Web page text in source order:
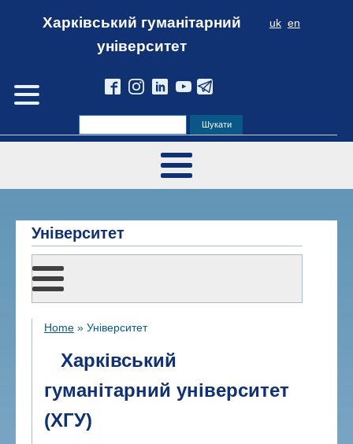
Харківський гуманітарний
університет
uk en
Університет
Home » Університет
Харківський
гуманітарний університет
(ХГУ)